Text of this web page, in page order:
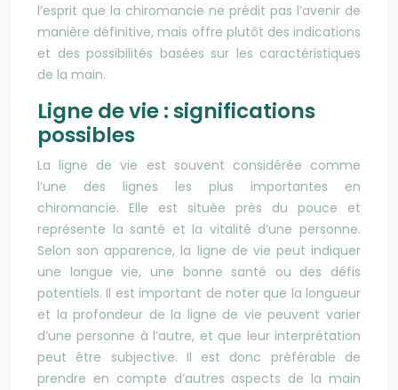
l’esprit que la chiromancie ne prédit pas l’avenir de
manière définitive, mais offre plutôt des indications
et des possibilités basées sur les caractéristiques
de la main.
Ligne de vie : significations
possibles
La ligne de vie est souvent considérée comme
l’une des lignes les plus importantes en
chiromancie. Elle est située près du pouce et
représente la santé et la vitalité d’une personne.
Selon son apparence, la ligne de vie peut indiquer
une longue vie, une bonne santé ou des défis
potentiels. Il est important de noter que la longueur
et la profondeur de la ligne de vie peuvent varier
d’une personne à l’autre, et que leur interprétation
peut être subjective. Il est donc préférable de
prendre en compte d’autres aspects de la main